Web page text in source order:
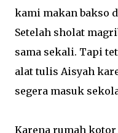
kami makan bakso
Setelah sholat
sama sekali. Tapi
alat tulis Aisyah
segera masuk
Karena rumah